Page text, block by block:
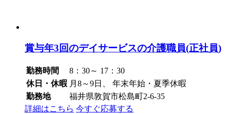
賞与年3回のデイサービスの介護職員(正社員)
勤務時間
8：30～ 17：30
休日・休暇 月8～9日、 年末年始・夏季休暇
勤務地
福井県敦賀市松島町2-6-35
詳細はこちら 今すぐ応募する